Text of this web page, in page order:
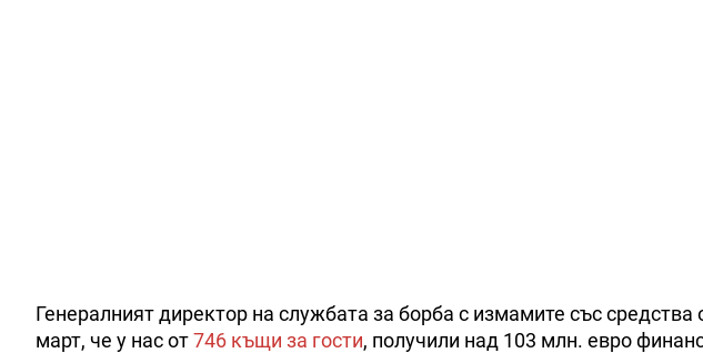
Генералният директор на службата за борба с измамите със
март, че у нас от746 къщи за гости, получили над 103 млн. евро